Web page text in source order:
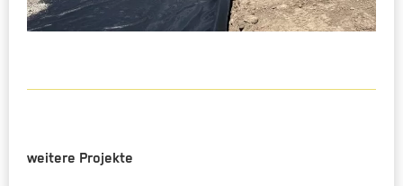
weitere Projekte